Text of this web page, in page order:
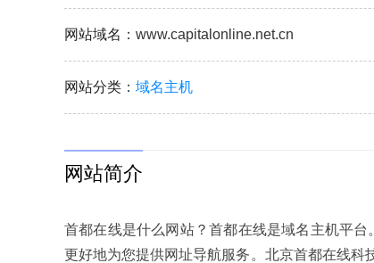
网站域名 ：www.capitalonline.net.cn
网站分类 ： 域名主机
网站简介
首都在线是什么网站？首都在线是域名主机平
更好地为您提供网址导航服务。北京首都在线科